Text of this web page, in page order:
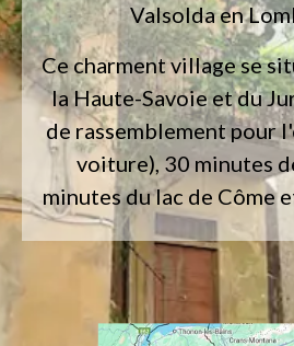
Valsolda en
Ce charment village se
la Haute-Savoie et du
de rassemblement pour
voiture), 30 minutes
minutes du lac de Côme